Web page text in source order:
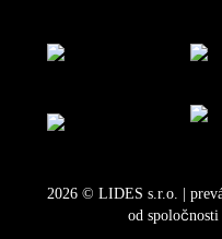
2026 © LIDES s.r.o. |
od spoločnosti